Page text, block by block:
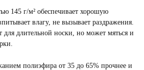
145 г/м² обеспечивает хорошую
влагу, не вызывает раздражения.
для длительной носки, но может мяться и
полиэфира от 35 до 65% прочнее и